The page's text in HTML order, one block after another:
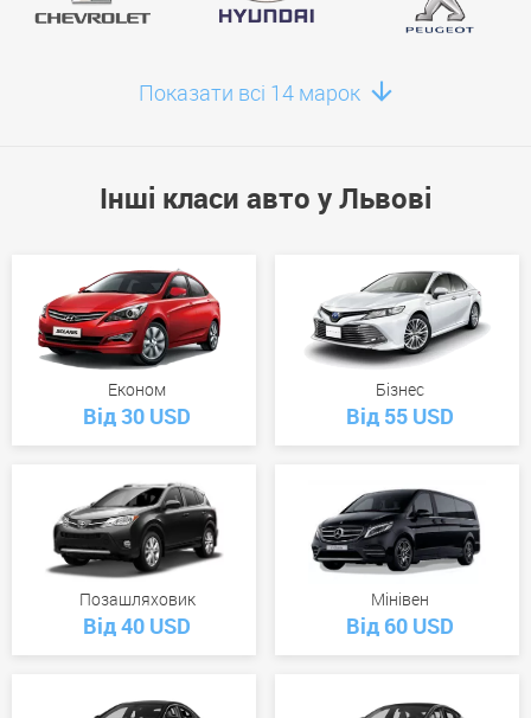
Показати всі 14 марок
Інші класи авто у Львові
Економ
Від 30 USD
Бізнес
Від 55 USD
Позашляховик
Від 40 USD
Мінівен
Від 60 USD